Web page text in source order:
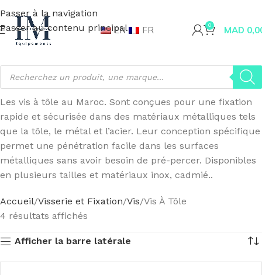
Passer à la navigation
Passer au contenu principal
EN FR 0 MAD
Les vis à tôle au Maroc. Sont conçues pour une fixation
rapide et sécurisée dans des matériaux métalliques tels
que la tôle, le métal et l’acier. Leur conception spécifique
permet une pénétration facile dans les surfaces
métalliques sans avoir besoin de pré-percer. Disponibles
en plusieurs tailles et matériaux inox, cadmié..
Accueil Visserie et Fixation Vis Vis À Tôle
4 résultats affichés
Afficher la barre latérale